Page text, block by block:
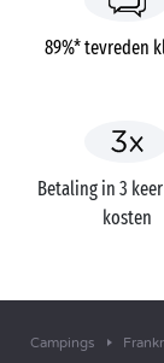
89%* tevreden
Betaling in 3
kosten
Campings